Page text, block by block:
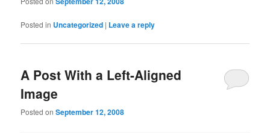
Posted in Uncategorized | Leave a reply
A Post With a Left-Aligned
Image
Posted onSeptember 12, 2008